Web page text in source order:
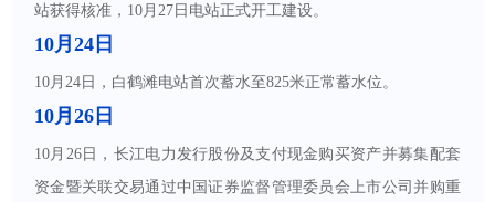
站获得核准，10月27日电站正式开工建设。
10月24日
10月24日，白鹤滩电站首次蓄水至825米正常蓄水位。
10月26日
10月26日，长江电力发行股份及支付现金购买资产并募集配套
资金暨关联交易通过中国证券监督管理委员会上市公司并购重